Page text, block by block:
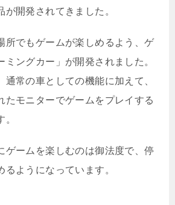
が開発されてきました。
所でもゲームが楽しめるよう、ゲ
ミングカー」が開発されました。
通常の車としての機能に加えて、
たモニターでゲームをプレイする
ゲームを楽しむのは御法度で、停
ようになっています。